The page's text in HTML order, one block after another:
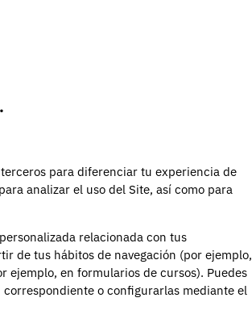
inmediatos
más
educativa
largo de su vida.
se sustenta
la educación
quién
para diferenciar tu experiencia de
analizar el uso del Site, así como para
relacionada con tus
de tus hábitos de navegación (por ejemplo,
ejemplo, en formularios de cursos). Puedes
o configurarlas mediante el